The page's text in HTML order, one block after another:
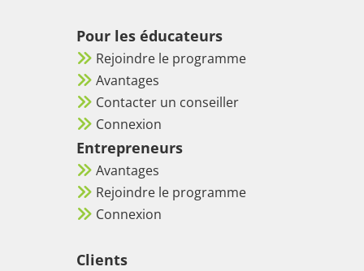
Pour les éducateurs
Rejoindre le programme
Avantages
Contacter un conseiller
Connexion
Entrepreneurs
Avantages
Rejoindre le programme
Connexion
Clients